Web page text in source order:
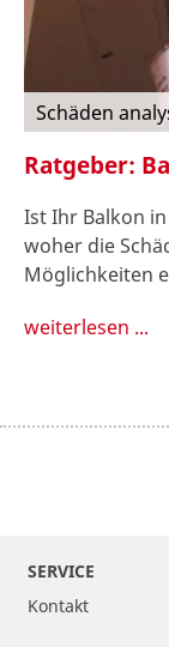
Schäden
Ratgeber:
Ist Ihr Balkon
woher die
Möglichkeiten
weiterlesen ...
SERVICE
Kontakt